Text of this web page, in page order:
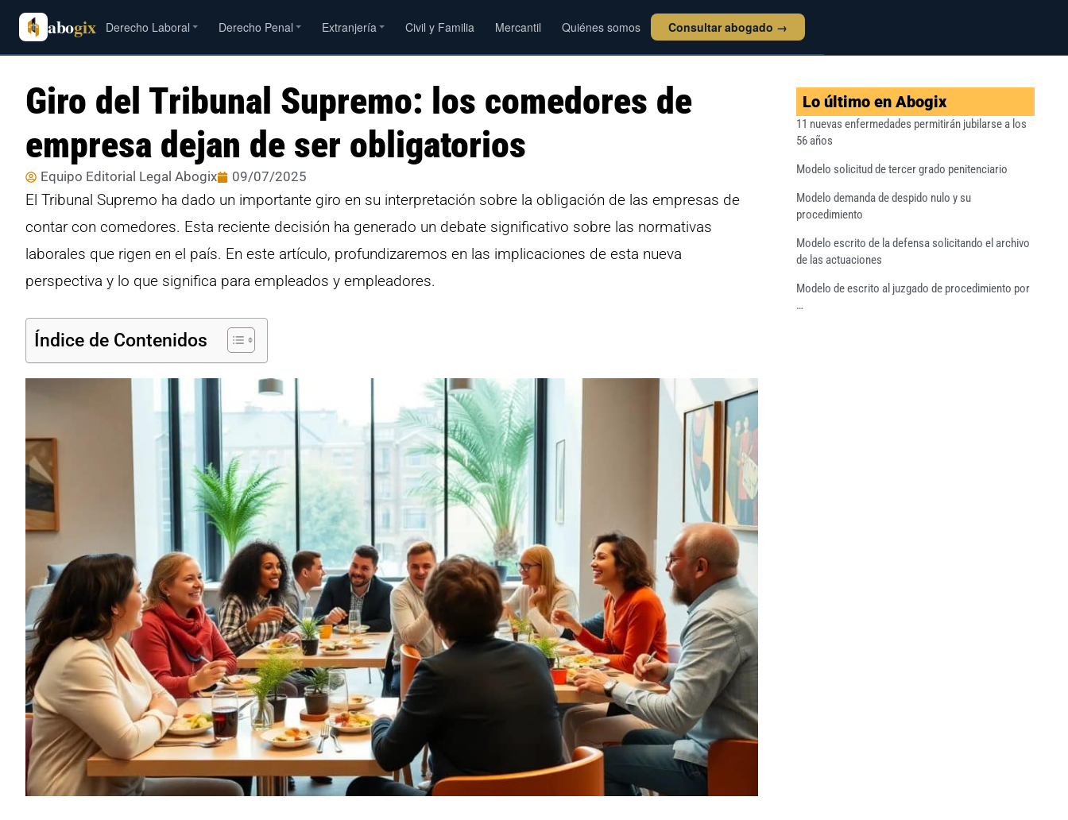
abogix Derecho Laboral Derecho Penal Extranjería Civil y Familia Mercantil Quiénes somos Consultar abogado →
Giro del Tribunal Supremo: los comedores de
empresa dejan de ser obligatorios
Equipo Editorial Legal Abogix 09/07/2025
El Tribunal Supremo ha dado un importante giro en su interpretación sobre la obligación de las empresas de
contar con comedores. Esta reciente decisión ha generado un debate significativo sobre las normativas
laborales que rigen en el país. En este artículo, profundizaremos en las implicaciones de esta nueva
perspectiva y lo que significa para empleados y empleadores.
Índice de Contenidos
Lo último en Abogix
11 nuevas enfermedades permitirán jubilarse a los
56 años
Modelo solicitud de tercer grado penitenciario
Modelo demanda de despido nulo y su
procedimiento
Modelo escrito de la defensa solicitando el archivo
de las actuaciones
Modelo de escrito al juzgado de procedimiento por
…